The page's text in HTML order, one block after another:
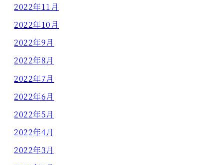
2022年11月
2022年10月
2022年9月
2022年8月
2022年7月
2022年6月
2022年5月
2022年4月
2022年3月